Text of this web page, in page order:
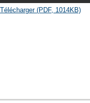
Télécharger (PDF, 1014KB)